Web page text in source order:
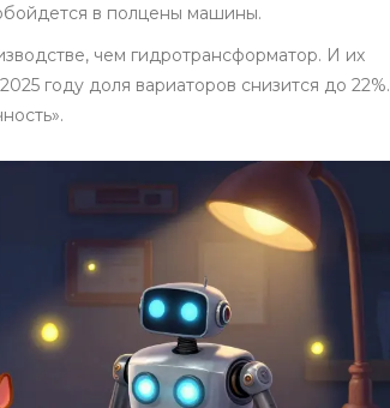
в полцены машины.
чем гидротрансформатор. И их
году доля вариаторов снизится до 22%.